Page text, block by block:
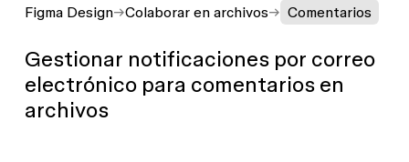
Figma Design Colaborar en archivos Comentarios
Gestionar notificaciones por correo
electrónico para comentarios en
archivos